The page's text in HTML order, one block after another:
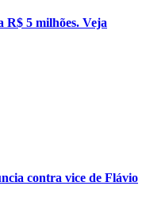
R$ 5 milhões. Veja
contra vice de Flávio